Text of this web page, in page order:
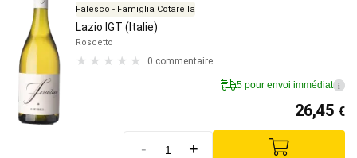
Falesco - Famiglia Cotarella
Lazio IGT (Italie)
Roscetto
0 commentaire
5 pour envoi immédiat i
26,45 €
- +